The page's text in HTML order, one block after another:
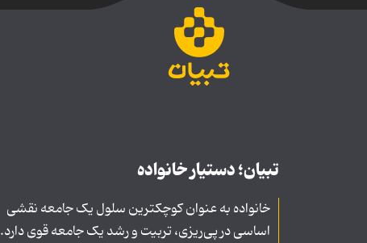
تبیان؛ دستیار خانواده
خانواده به عنوان کوچکترین سلول یک جامعه نقشی
اساسی در پی‌ریزی، تربیت و رشد یک جامعه قوی دارد.